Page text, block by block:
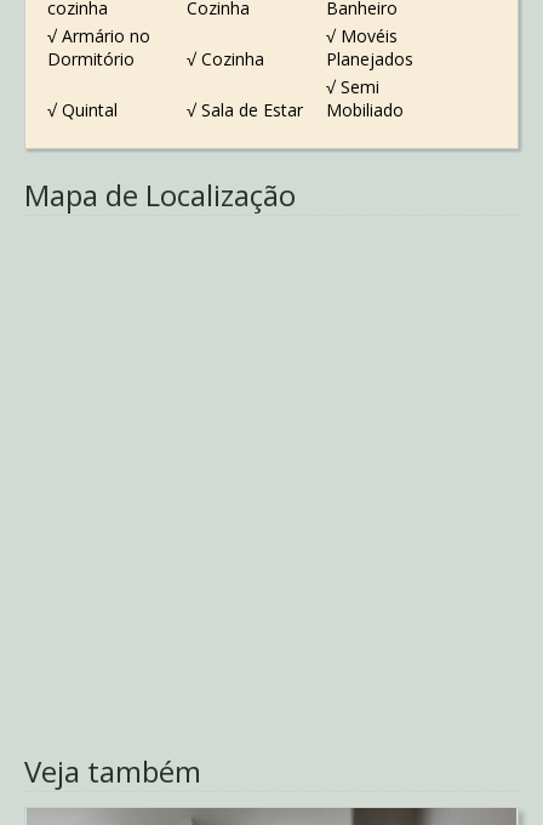
cozinha
Cozinha
Banheiro
√ Armário no
Dormitório
√ Cozinha
√ Movéis
Planejados
√ Quintal √ Sala de Estar
√ Semi
Mobiliado
Mapa de Localização
Veja também